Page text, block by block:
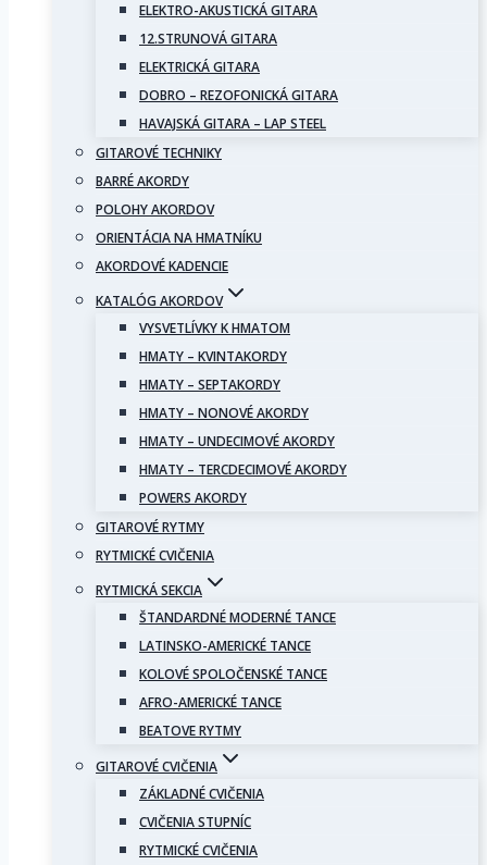
ELEKTRO-AKUSTICKÁ GITARA
12.STRUNOVÁ GITARA
ELEKTRICKÁ GITARA
DOBRO – REZOFONICKÁ GITARA
HAVAJSKÁ GITARA – LAP STEEL
GITAROVÉ TECHNIKY
BARRÉ AKORDY
POLOHY AKORDOV
ORIENTÁCIA NA HMATNÍKU
AKORDOVÉ KADENCIE
KATALÓG AKORDOV
VYSVETLÍVKY K HMATOM
HMATY – KVINTAKORDY
HMATY – SEPTAKORDY
HMATY – NONOVÉ AKORDY
HMATY – UNDECIMOVÉ AKORDY
HMATY – TERCDECIMOVÉ AKORDY
POWERS AKORDY
GITAROVÉ RYTMY
RYTMICKÉ CVIČENIA
RYTMICKÁ SEKCIA
ŠTANDARDNÉ MODERNÉ TANCE
LATINSKO-AMERICKÉ TANCE
KOLOVÉ SPOLOČENSKÉ TANCE
AFRO-AMERICKÉ TANCE
BEATOVE RYTMY
GITAROVÉ CVIČENIA
ZÁKLADNÉ CVIČENIA
CVIČENIA STUPNÍC
RYTMICKÉ CVIČENIA